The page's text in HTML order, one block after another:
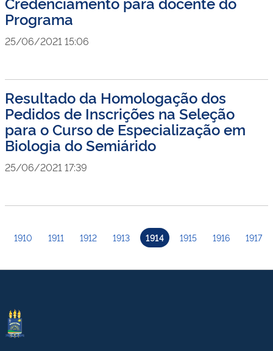
Programa
25/06/2021 15:06
Resultado da Homologação dos
Pedidos de Inscrições na Seleção
para o Curso de Especialização em
Biologia do Semiárido
25/06/2021 17:39
1910 1911 1912 1913 1914 1915 1916 1917